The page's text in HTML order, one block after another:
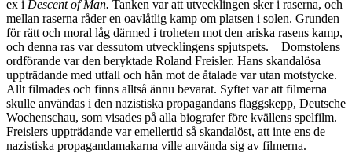
ex i Descent of Man. Tanken var att utvecklingen sker i raserna, och
mellan raserna råder en oavlåtlig kamp om platsen i solen. Grunden
för rätt och moral låg därmed i troheten mot den ariska rasens kamp,
och denna ras var dessutom utvecklingens spjutspets. Domstolens
ordförande var den beryktade Roland Freisler. Hans skandalösa
uppträdande med utfall och hån mot de åtalade var utan motstycke.
Allt filmades och finns alltså ännu bevarat. Syftet var att filmerna
skulle användas i den nazistiska propagandans flaggskepp, Deutsche
Wochenschau, som visades på alla biografer före kvällens spelfilm.
Freislers uppträdande var emellertid så skandalöst, att inte ens de
nazistiska propagandamakarna ville använda sig av filmerna.